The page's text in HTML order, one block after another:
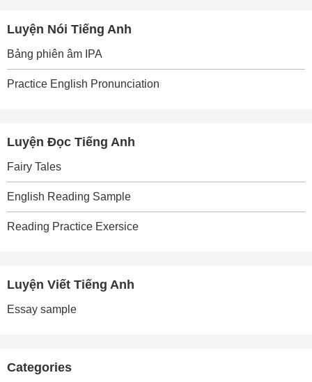
Luyện Nói Tiếng Anh
Bảng phiên âm IPA
Practice English Pronunciation
Luyện Đọc Tiếng Anh
Fairy Tales
English Reading Sample
Reading Practice Exersice
Luyện Viết Tiếng Anh
Essay sample
Categories